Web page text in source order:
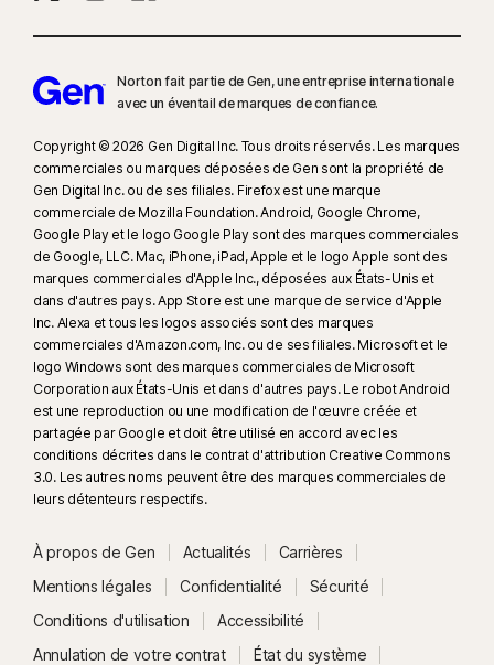
Norton fait partie de Gen, une entreprise internationale
avec un éventail de marques de confiance.​
Copyright © 2026 Gen Digital Inc. Tous droits réservés. Les marques
commerciales ou marques déposées de Gen sont la propriété de
Gen Digital Inc. ou de ses filiales. Firefox est une marque
commerciale de Mozilla Foundation. Android, Google Chrome,
Google Play et le logo Google Play sont des marques commerciales
de Google, LLC. Mac, iPhone, iPad, Apple et le logo Apple sont des
marques commerciales d'Apple Inc., déposées aux États-Unis et
dans d'autres pays. App Store est une marque de service d'Apple
Inc. Alexa et tous les logos associés sont des marques
commerciales d'Amazon.com, Inc. ou de ses filiales. Microsoft et le
logo Windows sont des marques commerciales de Microsoft
Corporation aux États-Unis et dans d'autres pays. Le robot Android
est une reproduction ou une modification de l'œuvre créée et
partagée par Google et doit être utilisé en accord avec les
conditions décrites dans le contrat d'attribution Creative Commons
3.0. Les autres noms peuvent être des marques commerciales de
leurs détenteurs respectifs.
À propos de Gen Actualités
Carrières
Mentions légales
Confidentialité
Sécurité
Conditions d'utilisation
Accessibilité
Annulation de votre contrat
État du système